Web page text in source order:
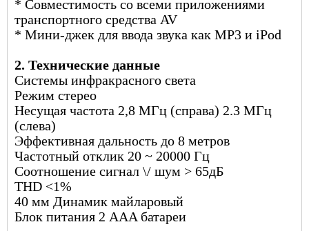
* Совместимость со всеми приложениями
транспортного средства AV
* Мини-джек для ввода звука как MP3 и iPod
2. Технические данные
Системы инфракрасного света
Режим стерео
Несущая частота 2,8 МГц (справа) 2.3 МГц
(слева)
Эффективная дальность до 8 метров
Частотный отклик 20 ~ 20000 Гц
Соотношение сигнал \/ шум > 65дБ
THD <1%
40 мм Динамик майларовый
Блок питания 2 AAA батареи